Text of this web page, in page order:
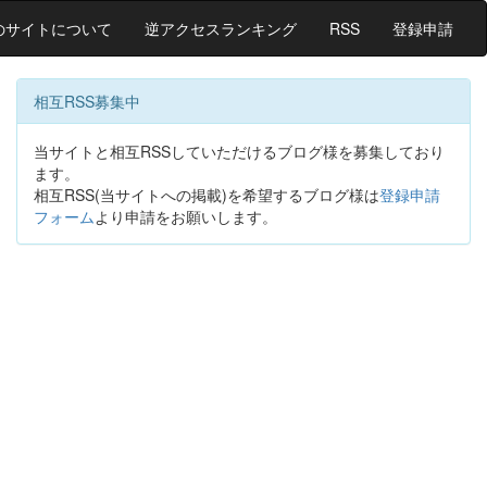
サイトについて 逆アクセスランキング RSS 登録申請
相互RSS募集中
当サイトと相互RSSしていただけるブログ様を募集しており
ます。
相互RSS(当サイトへの掲載)を希望するブログ様は登録申請
フォームより申請をお願いします。